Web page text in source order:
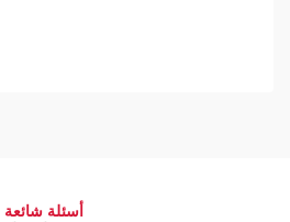
أسئلة شائعة